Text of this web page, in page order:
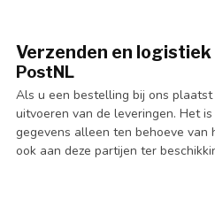
Verzenden en logistiek
PostNL
Als u een bestelling bij ons
uitvoeren van de leveringen. Het
gegevens alleen ten behoeve van
ook aan deze partijen ter